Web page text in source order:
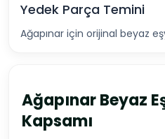
Yedek Parça Temini
Ağapınar için orijinal beyaz
Ağapınar Beyaz
Kapsamı